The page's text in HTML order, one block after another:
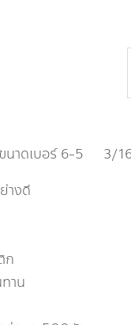
ขนาดเบอร์ 6-5 3/
างดี
ก
าน